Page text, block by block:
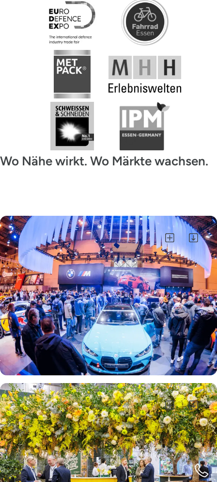
Wo Nähe wirkt. Wo Märkte wachsen.